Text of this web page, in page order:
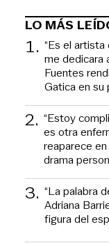
LO MÁS
1. “Es el
me dedicara
Fuentes
Gatica en su
2. “Estoy
es otra
reaparece
drama
3. “La palabra
Adriana
figura del